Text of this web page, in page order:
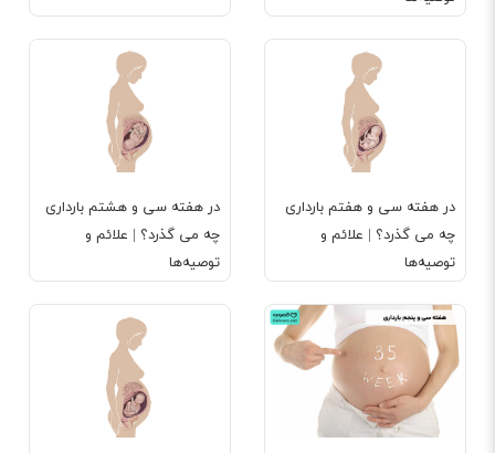
در هفته سی و هشتم بارداری
چه می گذرد؟ | علائم و
توصیه‌ها
در هفته سی و هفتم بارداری
چه می گذرد؟ | علائم و
توصیه‌ها